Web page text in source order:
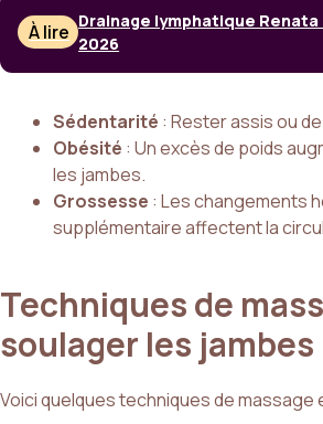
À lire Drainage lymphatique
2026
Sédentarité : Rester assis ou
Obésité : Un excès de poids
les jambes.
Grossesse : Les changements
supplémentaire affectent la
Techniques de
soulager les
Voici quelques techniques de massage